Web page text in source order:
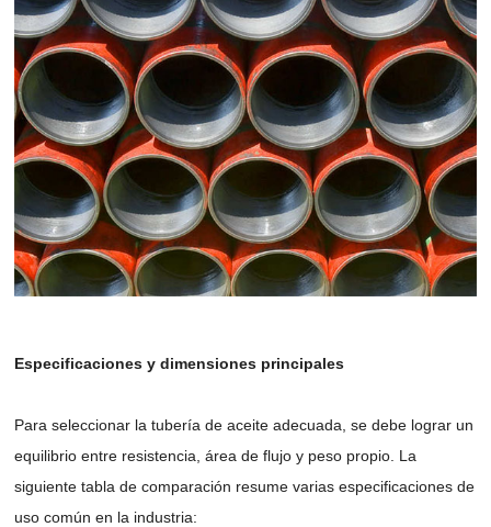
Especificaciones y dimensiones principales
Para seleccionar la tubería de aceite adecuada, se debe lograr un
equilibrio entre resistencia, área de flujo y peso propio. La
siguiente tabla de comparación resume varias especificaciones de
uso común en la industria: